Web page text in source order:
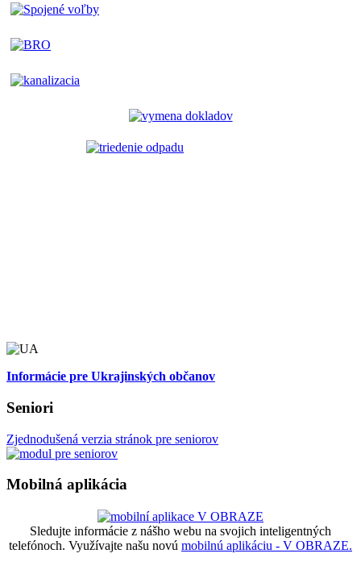
Informácie pre Ukrajinských občanov
Seniori
Zjednodušená verzia stránok pre seniorov
Mobilná aplikácia
Sledujte informácie z nášho webu na svojich inteligentných
telefónoch. Využívajte našu novú mobilnú aplikáciu - V OBRAZE.